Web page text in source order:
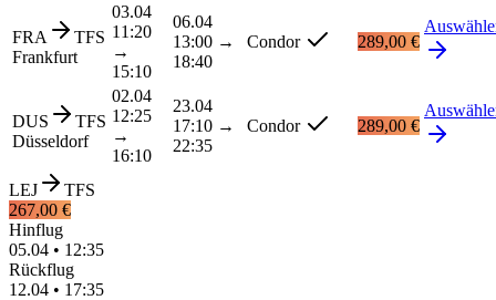
FRA
TFS
Frankfurt
03.04
11:20
→
15:10
06.04
13:00 →
18:40
Condor 289,00 €
DUS
TFS
Düsseldorf
02.04
12:25
→
16:10
23.04
17:10 →
22:35
Condor 289,00 €
LEJ
TFS
267,00 €
Hinflug
05.04 • 12:35
Rückflug
12.04 • 17:35